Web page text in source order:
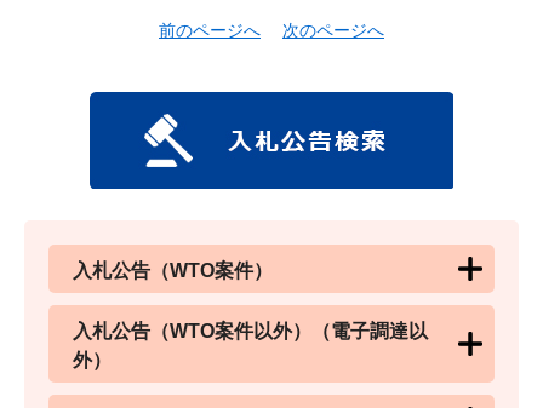
前のページへ 次のページへ
入札公告（WTO案件）
入札公告（WTO案件以外）（電子調達以
外）